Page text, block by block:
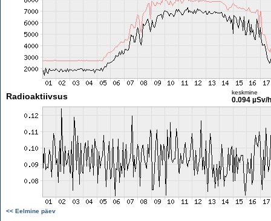
Radioaktiivsus keskmine
0.094 µSv/h
<< Eelmine päev